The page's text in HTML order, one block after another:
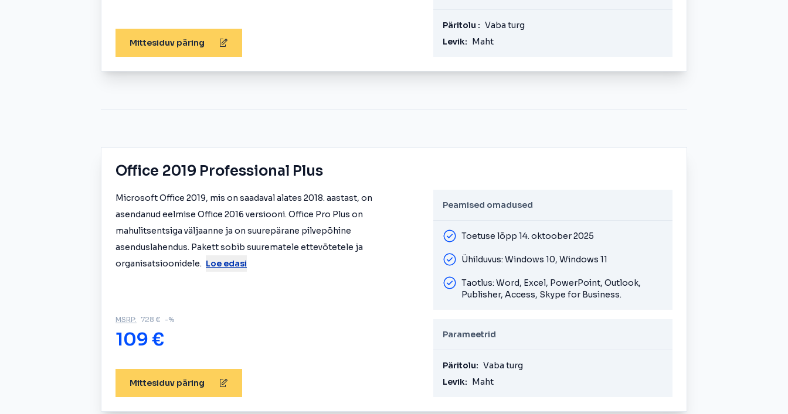
Mittesiduv päring
Päritolu : Vaba turg
Levik: Maht
Office 2019 Professional Plus
Microsoft Office 2019, mis on saadaval alates 2018. aastast, on
asendanud eelmise Office 2016 versiooni. Office Pro Plus on
mahulitsentsiga väljaanne ja on suurepärane pilvepõhine
asenduslahendus. Pakett sobib suurematele ettevõtetele ja
organisatsioonidele. Loe edasi
MSRP: 728 € -%
109 €
Mittesiduv päring
Peamised omadused
Toetuse lõpp 14. oktoober 2025
Ühilduvus: Windows 10, Windows 11
Taotlus: Word, Excel, PowerPoint, Outlook,
Publisher, Access, Skype for Business.
Parameetrid
Päritolu: Vaba turg
Levik: Maht